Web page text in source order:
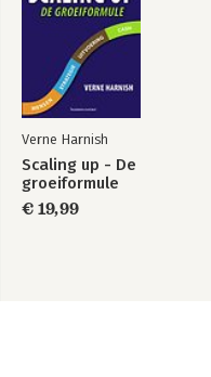
Verne Harnish
Scaling up - De
groeiformule
€ 19,99